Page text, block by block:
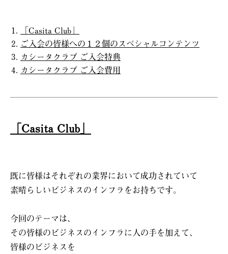
「Casita Club」
ご入会の皆様への１２個のスペシャルコンテンツ
カシータクラブ ご入会特典
カシータクラブ ご入会費用
「Casita Club」
既に皆様はそれぞれの業界において成功されていて
素晴らしいビジネスのインフラをお持ちです。
今回のテーマは、
その皆様のビジネスのインフラに人の手を加えて、
皆様のビジネスを